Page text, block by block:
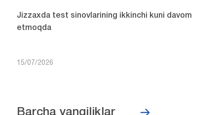
Jizzaxda test sinovlarining ikkinchi kuni davom
etmoqda
15/07/2026
Barcha yangiliklar